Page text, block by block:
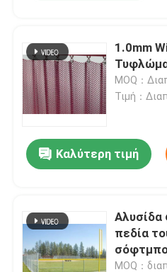
1.0mm
MOQ：
Τιμή：
Καλύτερη τιμή
Αλυσίδα
πεδία
MOQ：